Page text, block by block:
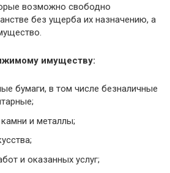
возможно свободно
без ущерба их назначению, а
имуществу:
бумаги, в том числе безналичные
и металлы;
и оказанных услуг;